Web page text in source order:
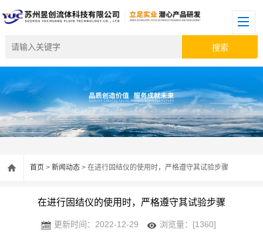
首页 > 新闻动态 > 在进行固结仪的使用时，严格遵守其试验步骤
在进行固结仪的使用时，严格遵守其试验步骤
更新时间：2022-12-29 浏览量：[1360]